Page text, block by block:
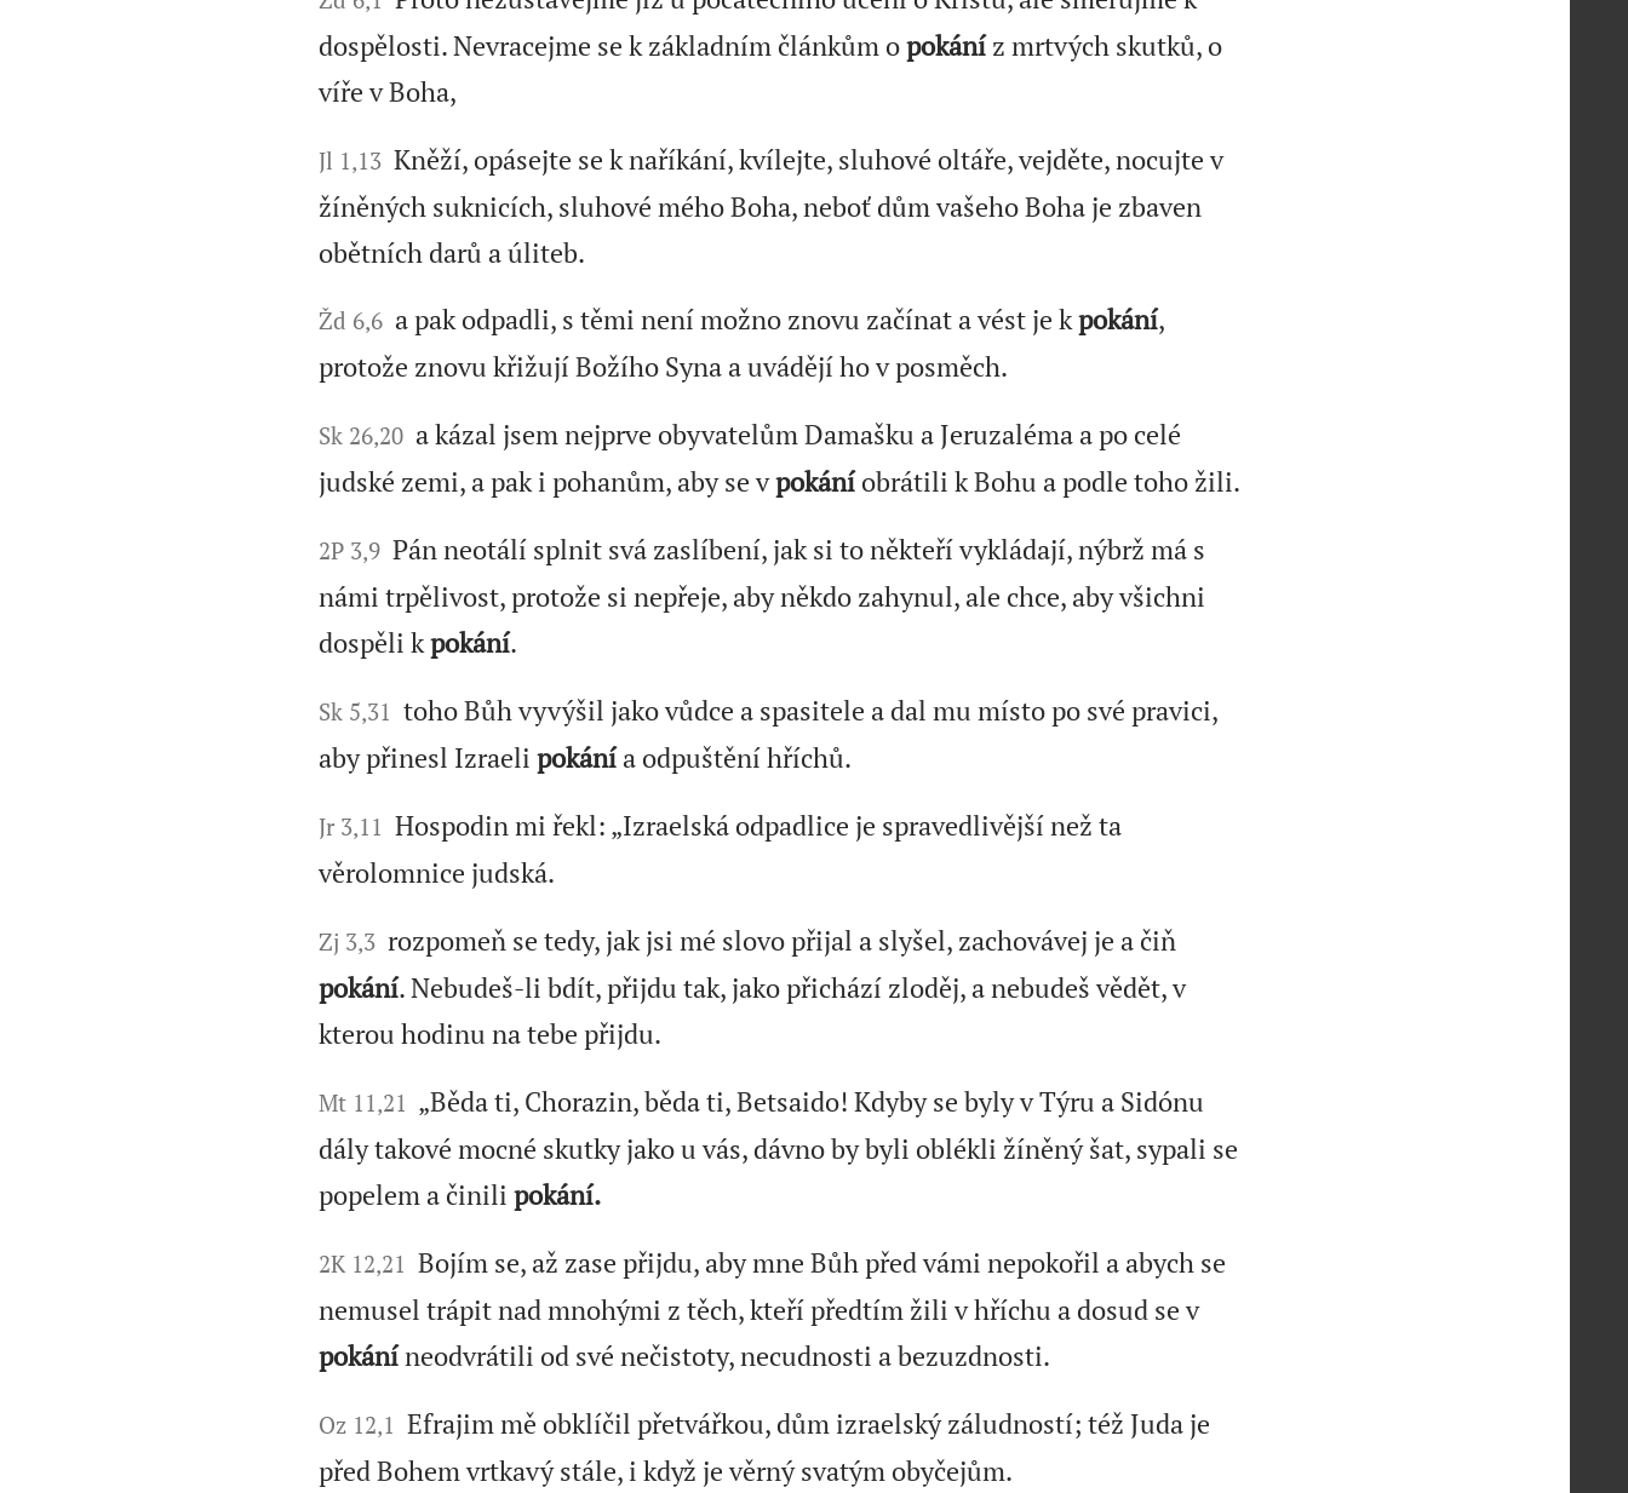
dospělosti. Nevracejme se k základním článkům opokáníz mrtvých skutků, o
víře v Boha,
Jl 1,13 Kněží, opásejte se k naříkání, kvílejte, sluhové oltáře, vejděte, nocujte v
žíněných suknicích, sluhové mého Boha, neboť dům vašeho Boha je zbaven
obětních darů a úliteb.
Žd 6,6 a pak odpadli, s těmi není možno znovu začínat a vést je kpokání,
protože znovu křižují Božího Syna a uvádějí ho v posměch.
Sk 26,20 a kázal jsem nejprve obyvatelům Damašku a Jeruzaléma a po celé
judské zemi, a pak i pohanům, aby se vpokáníobrátili k Bohu a podle toho žili.
2P 3,9 Pán neotálí splnit svá zaslíbení, jak si to někteří vykládají, nýbrž má s
námi trpělivost, protože si nepřeje, aby někdo zahynul, ale chce, aby všichni
dospěli kpokání.
Sk 5,31 toho Bůh vyvýšil jako vůdce a spasitele a dal mu místo po své pravici,
aby přinesl Izraeli pokánía odpuštění hříchů.
Jr 3,11 Hospodin mi řekl: „Izraelská odpadlice je spravedlivější než ta
věrolomnice judská.
Zj 3,3 rozpomeň se tedy, jak jsi mé slovo přijal a slyšel, zachovávej je a čiň
pokání. Nebudeš-li bdít, přijdu tak, jako přichází zloděj, a nebudeš vědět, v
kterou hodinu na tebe přijdu.
Mt 11,21 „Běda ti, Chorazin, běda ti, Betsaido! Kdyby se byly v Týru a Sidónu
dály takové mocné skutky jako u vás, dávno by byli oblékli žíněný šat, sypali se
popelem a činili pokání.
2K 12,21 Bojím se, až zase přijdu, aby mne Bůh před vámi nepokořil a abych se
nemusel trápit nad mnohými z těch, kteří předtím žili v hříchu a dosud se v
pokáníneodvrátili od své nečistoty, necudnosti a bezuzdnosti.
Oz 12,1 Efrajim mě obklíčil přetvářkou, dům izraelský záludností; též Juda je
před Bohem vrtkavý stále, i když je věrný svatým obyčejům.